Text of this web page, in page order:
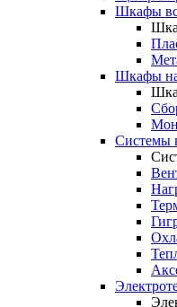
Шкафы
Шкафы
Системы